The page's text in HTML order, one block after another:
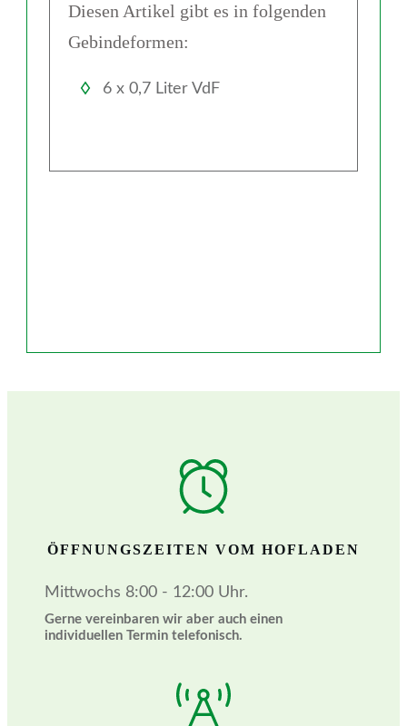
Diesen Artikel gibt es in folgenden
Gebindeformen:
6 x 0,7 Liter VdF
ÖFFNUNGSZEITEN VOM HOFLADEN
Mittwochs 8:00 - 12:00 Uhr.
Gerne vereinbaren wir aber auch einen
individuellen Termin telefonisch.